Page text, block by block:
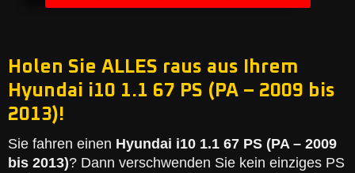
Holen Sie ALLES raus aus Ihrem
Hyundai i10 1.1 67 PS (PA – 2009 bis
2013)!
Sie fahren einen Hyundai i10 1.1 67 PS (PA – 2009
bis 2013)? Dann verschwenden Sie kein einziges PS